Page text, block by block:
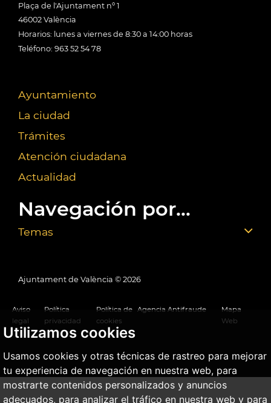
Utilizamos cookies
Usamos cookies y otras técnicas de rastreo para mejorar
tu experiencia de navegación en nuestra web, para
mostrarte contenidos personalizados y anuncios
adecuados, para analizar el tráfico en nuestra web y para
Plaça de l'Ajuntament nº 1
46002 València
Horarios: lunes a viernes de 8:30 a 14:00 horas
Teléfono: 963 52 54 78
Ayuntamiento
La ciudad
Trámites
Atención ciudadana
Actualidad
Navegación por...
Temas
Ajuntament de València © 2026
Aviso
legal
Política
privacidad
Política de
cookies
Agencia Antifraude
Mapa
Web